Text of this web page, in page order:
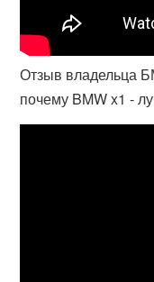
Отзыв владельца
почему BMW x1 -